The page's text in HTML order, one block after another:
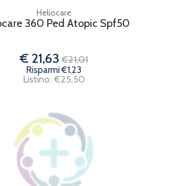
Heliocare
360 Ped Atopic Spf50
€ 21,63 €21,01
Risparmi €1,23
Listino: €25,50